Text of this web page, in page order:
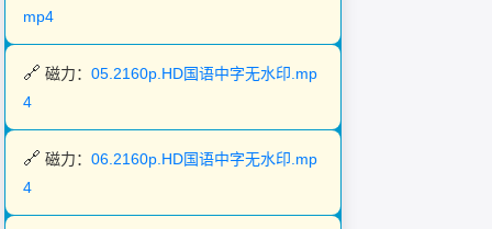
mp4
磁力：05.2160p.HD国语中字无水印.mp
4
磁力：06.2160p.HD国语中字无水印.mp
4